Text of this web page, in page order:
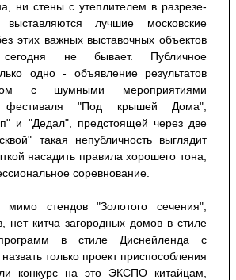
ни стены с утеплителем в разрезе-
лучшие московские
этих важных выставочных объектов
не бывает. Публичное
одно - объявление результатов
с шумными мероприятиями
фестиваля "Под крышей Дома",
и "Дедал", предстоящей через две
такая непубличность выглядит
насадить правила хорошего тона,
соревнование.
стендов "Золотого сечения",
нет китча загородных домов в стиле
в стиле Диснейленда с
только проект приспособления
конкурс на это ЭКСПО китайцам,